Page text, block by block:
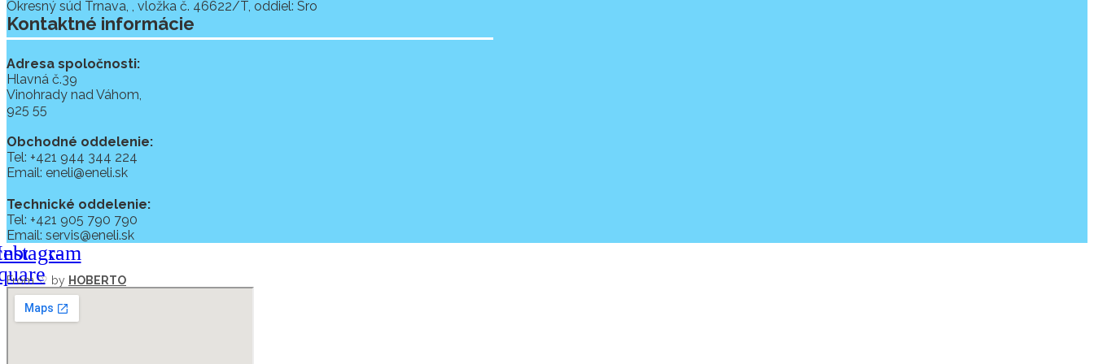
Okresný súd Trnava, , vložka č. 46622/T, oddiel: Sro
Kontaktné informácie
Adresa spoločnosti:
Hlavná č.39
Vinohrady nad Váhom,
925 55
Obchodné oddelenie:
Tel: +421 944 344 224
Email: eneli@eneli.sk
Technické oddelenie:
Tel: +421 905 790 790
Email: servis@eneli.sk
From ♡ by HOBERTO